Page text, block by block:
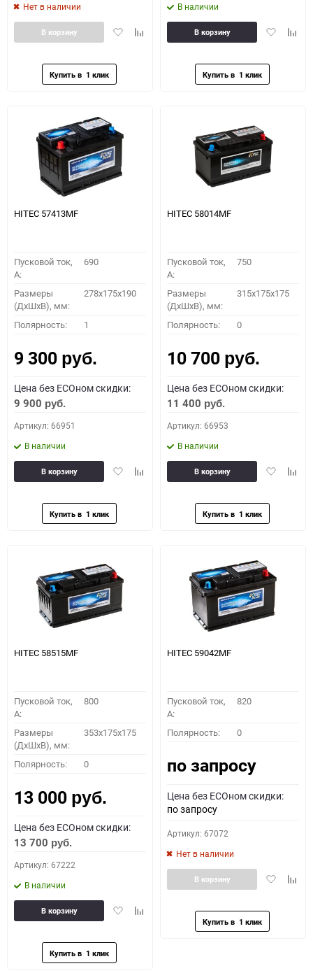
Нет в наличии
ДобавитьДобавить
В корзину
В наличии
Добавить
В корзину
HITEC 57413MF
Пусковой ток,
A:
690
Размеры
(ДхШхВ), мм:
278x175x190
Полярность: 1
9 300 руб.
Цена без ECOном скидки:
9 900 руб.
Артикул: 66951
В наличии
ДобавитьДобавить
В корзину
HITEC 58014MF
Пусковой ток,
A:
750
Размеры
(ДхШхВ), мм:
315x175x175
Полярность: 0
10 700 руб.
Цена без ECOном скидки:
11 400 руб.
Артикул: 66953
В наличии
Добавить
В корзину
HITEC 58515MF
Пусковой ток,
A:
800
Размеры
(ДхШхВ), мм:
353x175x175
Полярность: 0
13 000 руб.
Цена без ECOном скидки:
13 700 руб.
Артикул: 67222
В наличии
ДобавитьДобавить
В корзину
HITEC 59042MF
Пусковой ток,
A:
820
Полярность: 0
по запросу
Цена без ECOном скидки:
по запросу
Артикул: 67072
Нет в наличии
Добавить
В корзину